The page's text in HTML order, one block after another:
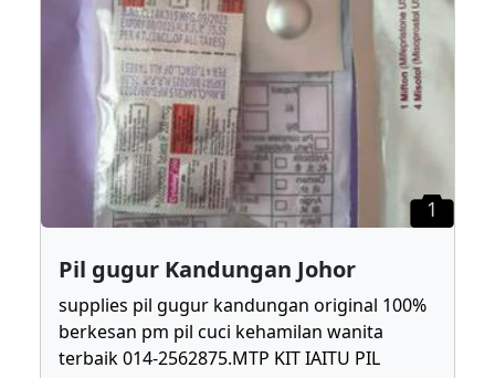
1
Pil gugur Kandungan Johor
supplies pil gugur kandungan original 100%
berkesan pm pil cuci kehamilan wanita
terbaik 014-2562875.MTP KIT IAITU PIL